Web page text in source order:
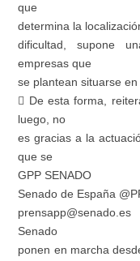
que
determina la
dificultad, supone
empresas que
se plantean situarse
 De esta forma,
luego, no
es gracias a la
que se
GPP SENADO
Senado de España
Senado
ponen en marcha